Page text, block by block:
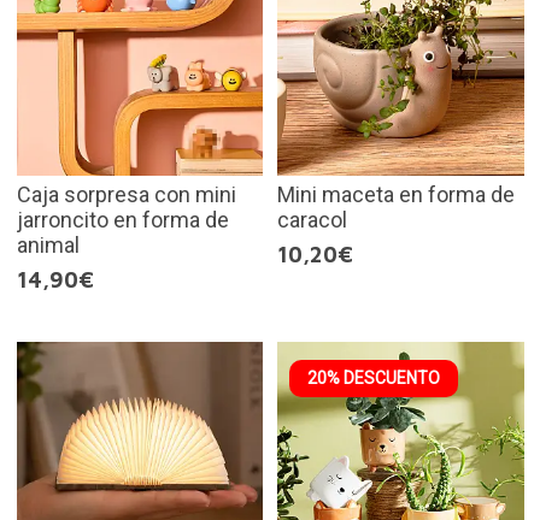
Caja sorpresa con mini
jarroncito en forma de
animal
14,90€
Mini maceta en forma de
caracol
10,20€
20% DESCUENTO